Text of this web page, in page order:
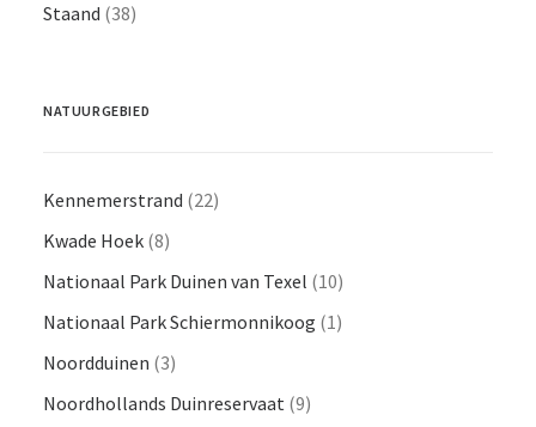
Staand (38)
NATUURGEBIED
Kennemerstrand (22)
Kwade Hoek (8)
Nationaal Park Duinen van Texel (10)
Nationaal Park Schiermonnikoog (1)
Noordduinen (3)
Noordhollands Duinreservaat (9)